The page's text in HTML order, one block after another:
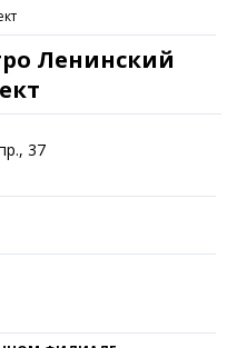
Ленинский
37